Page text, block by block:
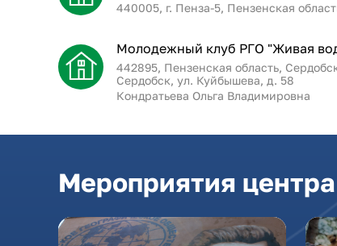
440005, г. Пенза-5, Пензенская
Молодежный клуб РГО "Живая
442895, Пензенская область,
Сердобск, ул. Куйбышева, д. 58
Кондратьева Ольга Владимировна
Мероприятия центра